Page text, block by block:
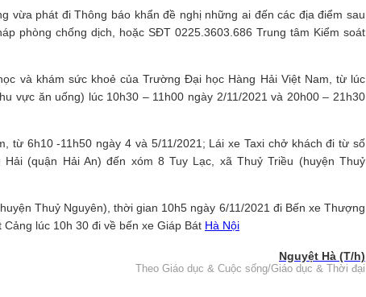
vừa phát đi Thông báo khẩn đề nghị những ai đến các địa điểm sau
phòng chống dịch, hoặc SĐT 0225.3603.686 Trung tâm Kiểm soát
và khám sức khoẻ của Trường Đại học Hàng Hải Việt Nam, từ lúc
vực ăn uống) lúc 10h30 – 11h00 ngày 2/11/2021 và 20h00 – 21h30
từ 6h10 -11h50 ngày 4 và 5/11/2021; Lái xe Taxi chở khách đi từ số
(quận Hải An) đến xóm 8 Tuy Lạc, xã Thuỷ Triều (huyện Thuỷ
Thuỷ Nguyên), thời gian 10h5 ngày 6/11/2021 đi Bến xe Thượng
lúc 10h 30 đi về bến xe Giáp Bát Hà Nội
Nguyệt Hà (T/h)
Theo Giáo dục & Cuộc sống/Giáo dục & Thời đại